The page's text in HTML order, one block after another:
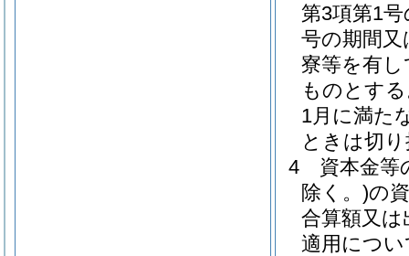
第3項第1
号の期間
寮等を有
ものとす
1月に満た
ときは切
4
資本金等
除く。)の
合算額又
適用につ